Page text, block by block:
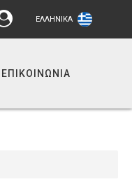
ΕΛΛΗΝΙΚΆ
ΕΠΙΚΟΙΝΩΝΊΑ